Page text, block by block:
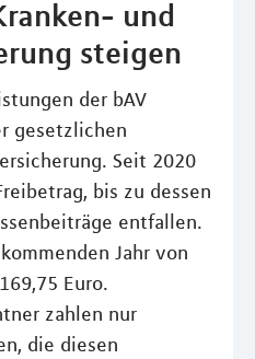
und
steigen
der bAV
gesetzlichen
Seit 2020
bis zu dessen
entfallen.
Jahr von
Euro.
zahlen nur
die diesen